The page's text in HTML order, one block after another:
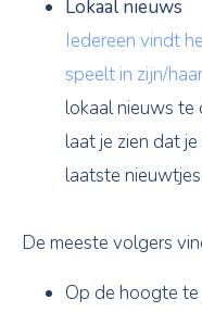
Lokaal nieuws
Iedereen vindt
speelt in zijn/
lokaal nieuws te
laat je zien dat
laatste
De meeste volgers
Op de hoogte